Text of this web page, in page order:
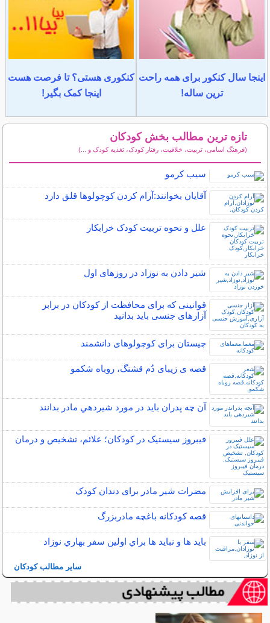
اینجا سال کنکور برای همه راحت
ترین ساله!
کنکوری هستی؟ تا فرصت هست
اینجا کمک بگیر!
تازه ترین مطالب بخش کودکان
(فرهنگ اسامی، تربیت، خلاقیت، رفتار کودک، تغذیه کودک و ...)
سیب کرمو
آقایان بخوانند:آرام كردن كوچولوها قلق دارد
علل و نحوه تربیت کودک خرابکار
شیر دادن به نوزاد در روزهای اول
قوانینی که برای محافظت از کودکان در برابر
آزارهای جنسی باید بدانید
چیستان برای کوچولوهای دانشمند
قصه ی زیبای دُم قشنگ، روباه شکمو
آن چه پدران بايد در مورد شيردهي مادر بدانند
فیبروز سیستیک در کودکان؛ علائم، تشخیص و درمان
مضرات شیر مادر برای دندان کودک
قصه کودکانه باغچه مادربزرگ
بايد ها و نبايد ها براي اولين سفر بهاري نوزاد
سایر مطالب کودکان